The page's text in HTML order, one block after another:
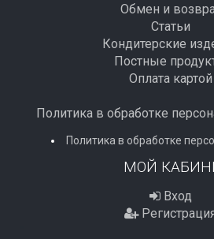
Обмен и
Статьи
Кондитерские
Постные
Оплата картой
Политика в обработке
Политика в обработке
МОЙ
Вход